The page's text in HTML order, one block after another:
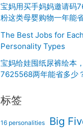
宝妈用买手妈妈邀请码
粉这类母婴购物一年能
The Best Jobs for
Personality Types
宝妈给娃囤纸尿裤绘本
7625568两年能省多少
标签
16 personalities Big